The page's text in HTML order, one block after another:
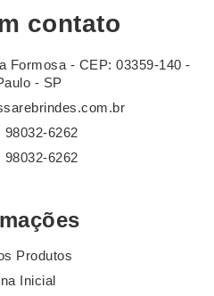
contato
Formosa - CEP: 03359-140 -
- SP
98032-6262
98032-6262
Produtos
Inicial